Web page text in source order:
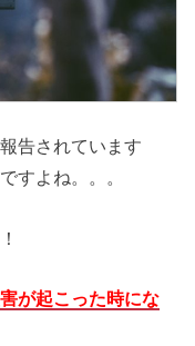
告されています
すよね。。。
が起こった時にな